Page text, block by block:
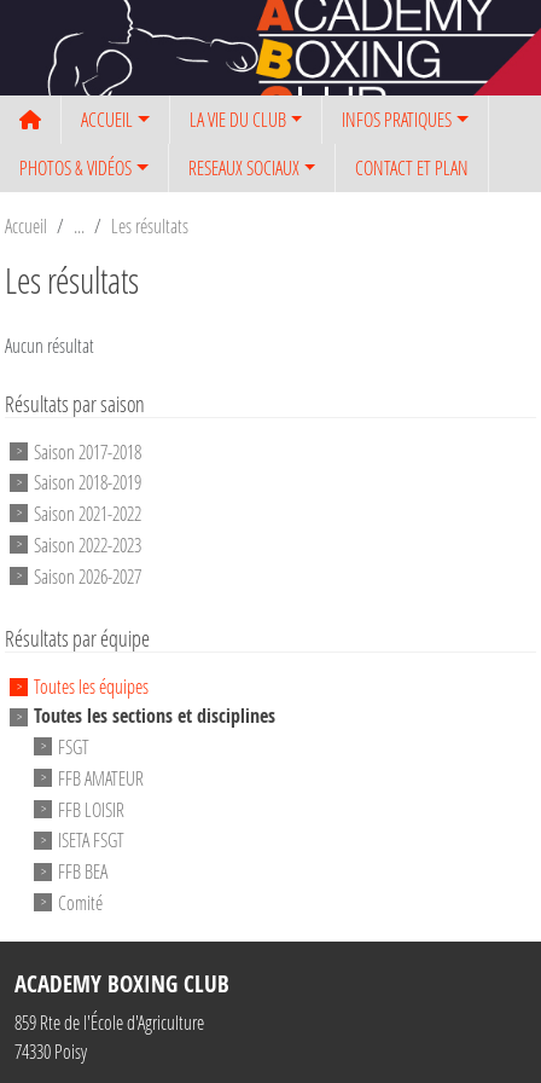
ACCUEIL LA VIE DU CLUB
INFOS PRATIQUES
PHOTOS & VIDÉOS
RESEAUX SOCIAUX CONTACT ET PLAN
Accueil Les résultats
Les résultats
Aucun résultat
Résultats par saison
Saison 2017-2018
Saison 2018-2019
Saison 2021-2022
Saison 2022-2023
Saison 2026-2027
Résultats par équipe
Toutes les équipes
Toutes les sections et disciplines
FSGT
FFB AMATEUR
FFB LOISIR
ISETA FSGT
FFB BEA
Comité
ACADEMY BOXING CLUB
859 Rte de l'École d'Agriculture
74330Poisy
Panneau de gestion des cookies